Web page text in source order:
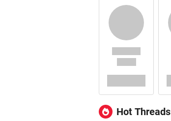
Hot Threads